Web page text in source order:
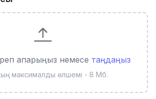
апарыңыз немесе таңдаңыз
максималды өлшемі - 8 Мб.